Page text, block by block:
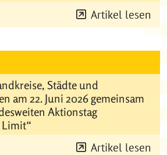
Artikel lesen
Städte und
am 22. Juni 2026 gemeinsam
Aktionstag
Limit“
Artikel lesen